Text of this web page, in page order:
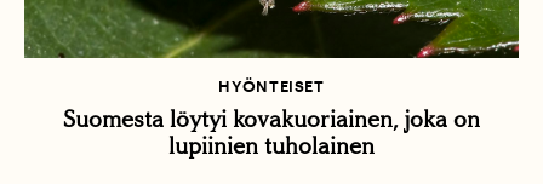
HYÖNTEISET
Suomesta löytyi kovakuoriainen, joka on
lupiinien tuholainen